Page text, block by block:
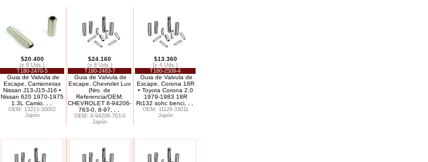
$20.400
(x 8 Uds.)
T180-2470-5
Guia de Valvula de
Escape, Camionetas
Nissan J13-J15-J16 •
Nissan 620 1970-1975
1.3L Camio. . .
OEM: 13213-30002
Japón
$24.160
(x 8 Uds.)
T180-2483-7
Guia de Valvula de
Escape, Chevrolet Luv
(Nro. de
Referencia/OEM:
CHEVROLET 8-94206-
763-0, 8-97
OEM: 8-94206-763-0
Japón
$13.360
(x 4 Uds.)
T180-2509-4
Guia de Valvula de
Escape, Corona 18R
• Toyota Corona 2.0
1979-1983 18R
Rt132 sohc benci. . .
OEM: 11126-33011
Japón